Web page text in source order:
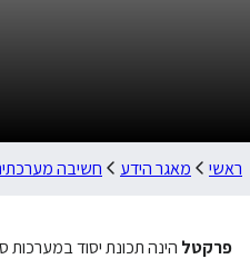
ראשי מאגר הידע חשיבה
פרקטל הינה תכונת יסוד